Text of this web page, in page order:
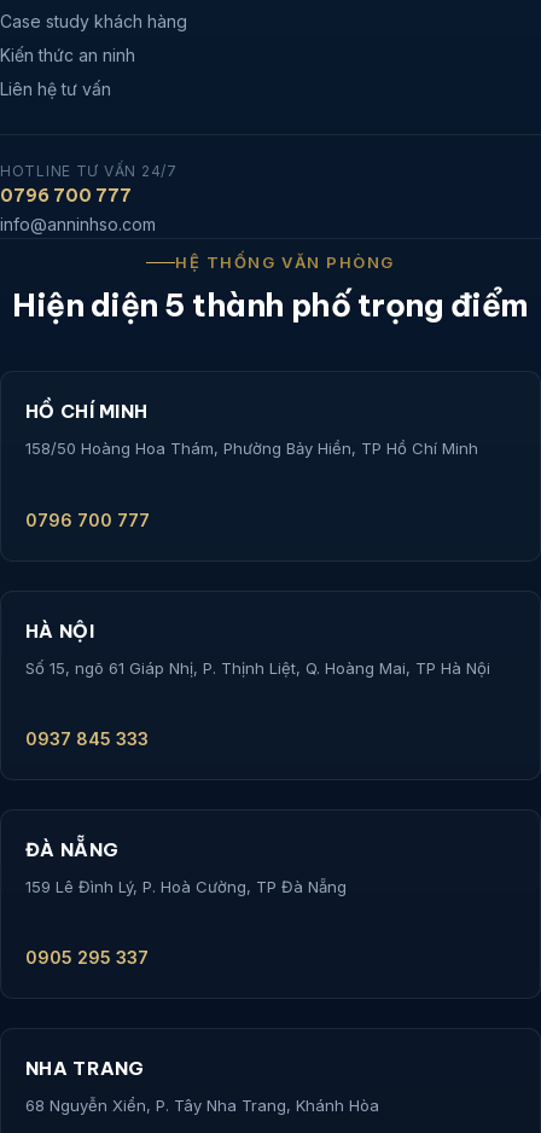
Case study khách hàng
Kiến thức an ninh
Liên hệ tư vấn
HOTLINE TƯ VẤN 24/7
0796 700 777
info@anninhso.com
HỆ THỐNG VĂN PHÒNG
Hiện diện 5 thành phố trọng điểm
HỒ CHÍ MINH
158/50 Hoàng Hoa Thám, Phường Bảy Hiền, TP Hồ Chí Minh
0796 700 777
HÀ NỘI
Số 15, ngõ 61 Giáp Nhị, P. Thịnh Liệt, Q. Hoàng Mai, TP Hà Nội
0937 845 333
ĐÀ NẴNG
159 Lê Đình Lý, P. Hoà Cường, TP Đà Nẵng
0905 295 337
NHA TRANG
68 Nguyễn Xiển, P. Tây Nha Trang, Khánh Hòa